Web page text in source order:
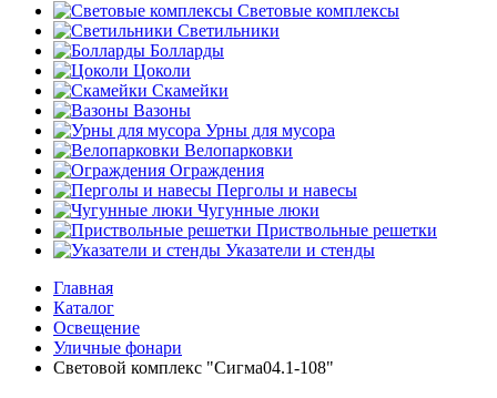
Световые комплексы
Светильники
Болларды
Цоколи
Скамейки
Вазоны
Урны для мусора
Велопарковки
Ограждения
Перголы и навесы
Чугунные люки
Приствольные решетки
Указатели и стенды
Главная
Каталог
Освещение
Уличные фонари
Световой комплекс "Сигма04.1-108"